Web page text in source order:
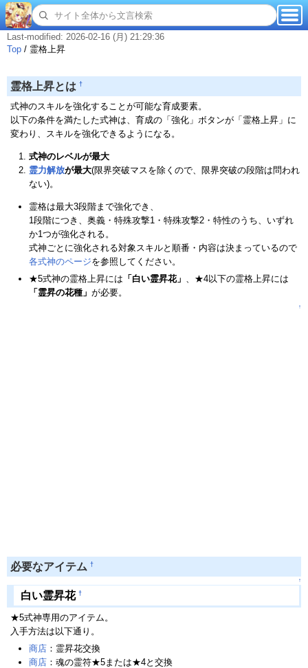
Last-modified: 2026-02-16 (月) 21:29:36
Top / 霊格上昇
霊格上昇とは †
式神のスキルを強化することが可能な育成要素。
以下の条件を満たした式神は、育成の「強化」ボタンが「霊格上昇」に
変わり、スキルを強化できるようになる。
式神のレベルが最大
霊力解放が最大(限界突破マスを除くので、限界突破の段階は問われ
ない)。
霊格は最大3段階まで強化でき、
1段階につき、奥義・特殊攻撃1・特殊攻撃2・特性のうち、いずれ
か1つが強化される。
式神ごとに強化される対象スキルと順番・内容は決まっているので
各式神のページを参照してください。
★5式神の霊格上昇には 「白い霊昇花」 、★4以下の霊格上昇には
「霊昇の花種」 が必要。
↑
必要なアイテム †
↑
白い霊昇花 †
★5式神専用のアイテム。
入手方法は以下通り。
商店 ：霊昇花交換
商店 ：魂の霊符★5または★4と交換